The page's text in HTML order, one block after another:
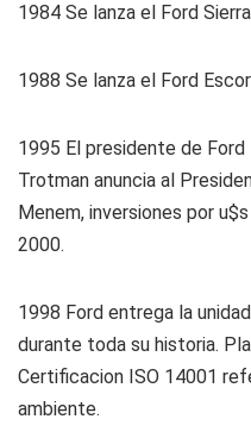
1984 Se lanza el Ford
1988 Se lanza el Ford
1995 El presidente de Ford
Trotman anuncia al
Menem, inversiones por
2000.
1998 Ford entrega la
durante toda su historia.
Certificacion ISO 14001
ambiente.